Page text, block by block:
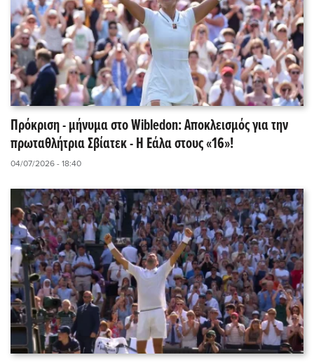
Πρόκριση - μήνυμα στο Wibledon: Αποκλεισμός για την
πρωταθλήτρια Σβίατεκ - Η Εάλα στους «16»!
04/07/2026 - 18:40